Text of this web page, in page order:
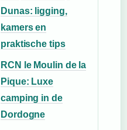
Dunas: ligging,
kamers en
praktische tips
RCN le Moulin de la
Pique: Luxe
camping in de
Dordogne